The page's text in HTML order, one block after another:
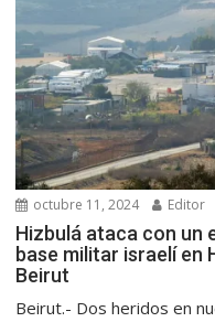
octubre 11, 2024 Editor
Hizbulá ataca con un
base militar israelí en
Beirut
Beirut.- Dos heridos en